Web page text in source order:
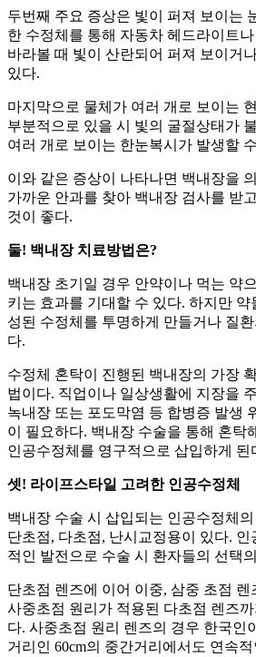
두번째 주요 증상은 빛이 퍼져 보이는
한 수정체를 통해 자동차 헤드라이트
바라볼 때 빛이 산란되어 퍼져 보이거
있다.
마지막으로 물체가 여러 개로 보이는
부분적으로 있을 시 빛의 굴절상태가
여러 개로 보이는 한눈복시가 발생할
이와 같은 증상이 나타나면 백내장을
가까운 안과를 찾아 백내장 검사를 받
것이 좋다.
둘! 백내장 치료방법은?
백내장 초기일 경우 안약이나 먹는 약
키는 효과를 기대할 수 있다. 하지만 약
성된 수정체를 투명하게 만들거나 질
다.
수정체 혼탁이 진행된 백내장의 가장
법이다. 직업이나 일상생활에 지장을
녹내장 또는 포도막염 등 합병증 발생
이 필요하다. 백내장 수술을 통해 혼탁
인공수정체를 영구적으로 삽입하게 된
셋! 라이프스타일 고려한 인공수정체
백내장 수술 시 삽입되는 인공수정체
단초점, 다초점, 난시교정용이 있다.
적인 발전으로 수술 시 환자들의 선택
단초점 렌즈에 이어 이중, 삼중 초점
사중초점 원리가 적용된 다초점 렌즈
다. 사중초점 원리 렌즈의 경우 한국인
거리인 60cm의 중간거리에서도 연속